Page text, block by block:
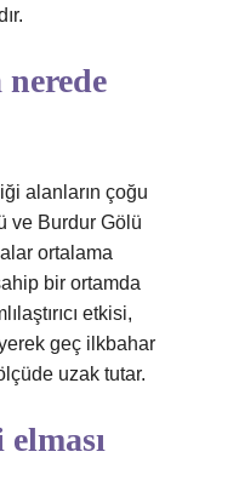
alanların çoğu
ve Burdur Gölü
ortalama
bir ortamda
etkisi,
geç ilkbahar
uzak tutar.